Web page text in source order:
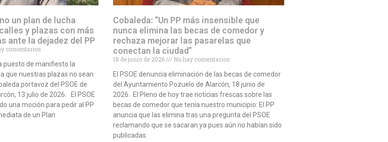
un plan de lucha
y plazas con más
ante la dejadez del PP
comentarios
puesto de manifiesto la
que nuestras plazas no sean
portavoz del PSOE de
13 julio de 2026. El PSOE
una moción para pedir al PP
de un Plan
Cobaleda: “Un PP más insensible que
nunca elimina las becas de comedor y
rechaza mejorar las pasarelas que
conectan la ciudad”
18 de junio de 2026
No hay comentarios
El PSOE denuncia eliminación de las becas de comedor
del Ayuntamiento Pozuelo de Alarcón, 18 junio de
2026. El Pleno de hoy trae noticias frescas sobre las
becas de comedor que tenía nuestro municipio: El PP
anuncia que las elimina tras una pregunta del PSOE
reclamando que se sacaran ya pues aún no habían sido
publicadas.